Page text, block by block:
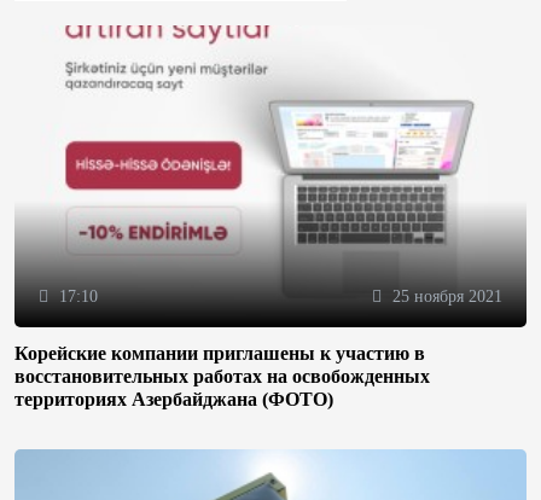
17:10 25 ноября 2021
Корейские компании приглашены к участию в
восстановительных работах на освобожденных
территориях Азербайджана (ФОТО)